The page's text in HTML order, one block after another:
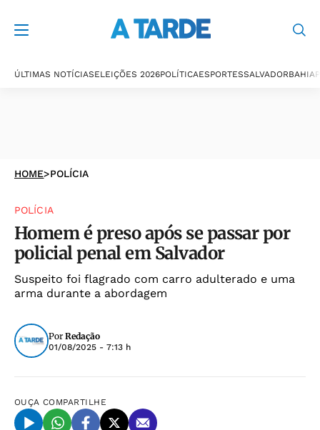
ÚLTIMAS NOTÍCIASELEIÇÕES 2026POLÍTICAESPORTESSALVADORBAHIA
HOME>POLÍCIA
POLÍCIA
Homem é preso após se passar por
policial penal em Salvador
Suspeito foi flagrado com carro adulterado e uma
arma durante a abordagem
Por Redação
01/08/2025 - 7:13 h
OUÇA COMPARTILHE